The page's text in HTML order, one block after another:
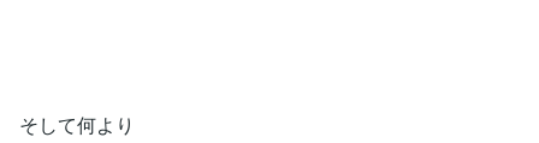
そして何より